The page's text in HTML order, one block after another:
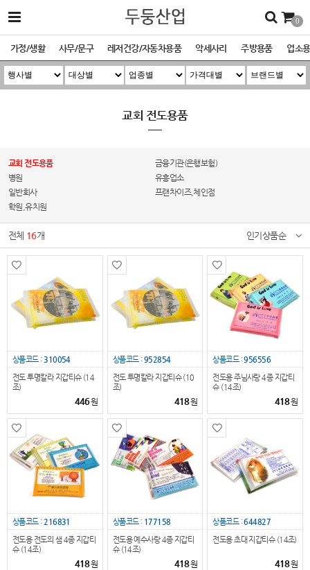
0
가정/생활 사무/문구 레저건강/자동차용품 악세사리 주방용품 업소
교회 전도용품
교회 전도용품
금융기관(은행보험)
병원
유흥업소
일반회사
프랜차이즈,체인점
학원,유치원
전체 16개 인기상품순
상품코드 : 310054
전도 투명칼라 지갑티슈 (14
조)
446원
상품코드 :952854
전도 투명칼라 지갑티슈 (10
조)
418원
상품코드 :956556
전도용 주님사랑 4종 지갑티
슈 (14조)
418원
상품코드 : 216831
전도용 전도의 샘 4종 지갑티
슈 (14조)
418원
상품코드 : 177158
전도용 예수사랑 4종 지갑티
슈 (14조)
418원
상품코드 :644827
전도용 초대 지갑티슈 (14조)
418원